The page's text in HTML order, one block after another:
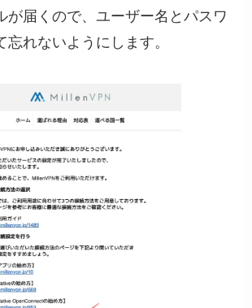
が届くので、ユーザー名とパスワ
忘れないようにします。